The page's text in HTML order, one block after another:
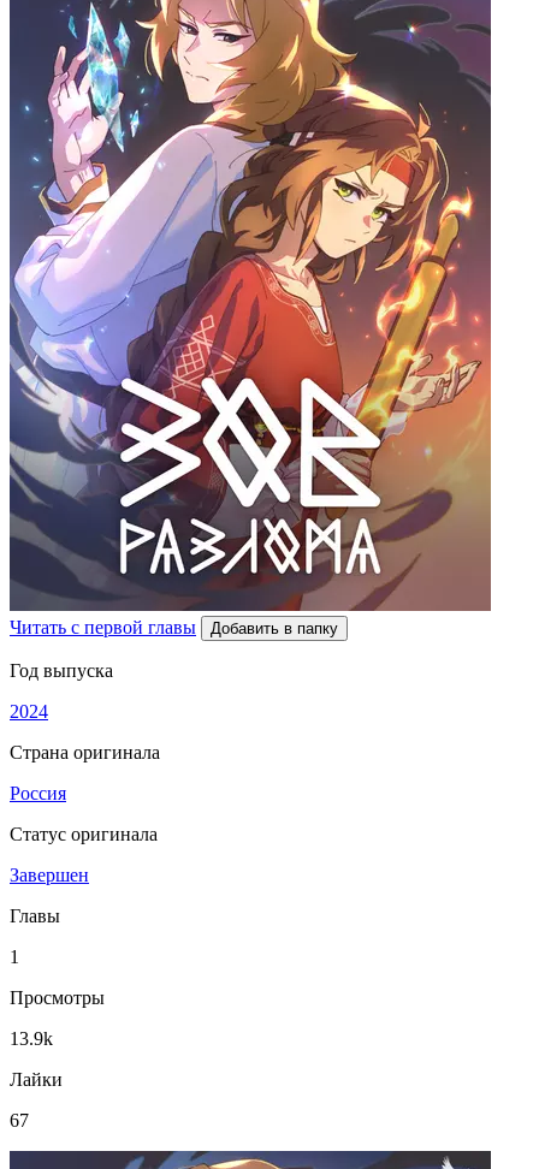
Читать с первой главы Добавить в папку
Год выпуска
2024
Страна оригинала
Россия
Статус оригинала
Завершен
Главы
1
Просмотры
13.9k
Лайки
67